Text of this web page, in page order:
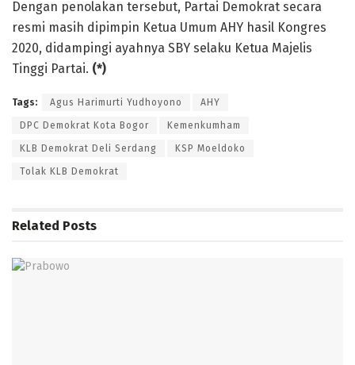
Dengan penolakan tersebut, Partai Demokrat secara
resmi masih dipimpin Ketua Umum AHY hasil Kongres
2020, didampingi ayahnya SBY selaku Ketua Majelis
Tinggi Partai. (*)
Tags: Agus Harimurti Yudhoyono AHY
DPC Demokrat Kota Bogor Kemenkumham
KLB Demokrat Deli Serdang KSP Moeldoko
Tolak KLB Demokrat
Related Posts